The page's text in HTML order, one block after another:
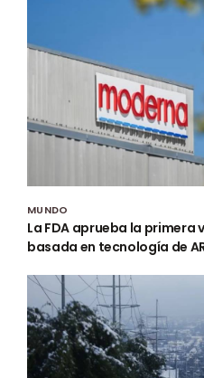
MUNDO
La FDA aprueba la
basada en tecnología de